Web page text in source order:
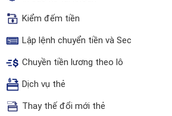
Kiểm đếm tiền
Lập lệnh chuyển tiền và Sec
Chuyền tiền lương theo lô
Dịch vụ thẻ
Thay thế đổi mới thẻ